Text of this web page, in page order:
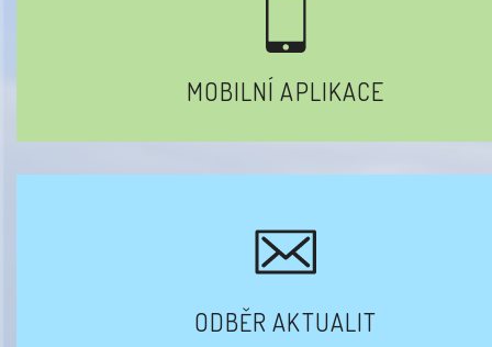
MOBILNÍ APLIKACE
ODBĚR AKTUALIT